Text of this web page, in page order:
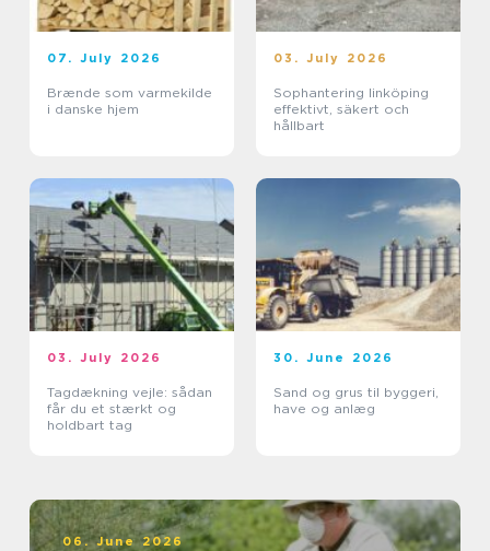
07. July 2026
Brænde som varmekilde
i danske hjem
03. July 2026
Sophantering linköping
effektivt, säkert och
hållbart
03. July 2026
Tagdækning vejle: sådan
får du et stærkt og
holdbart tag
30. June 2026
Sand og grus til byggeri,
have og anlæg
06. June 2026